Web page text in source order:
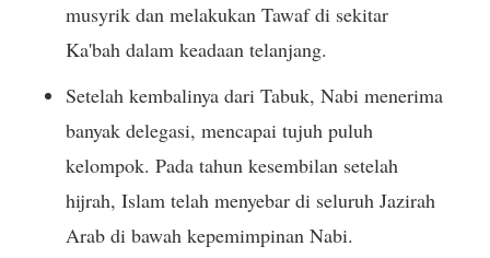
musyrik dan melakukan Tawaf di sekitar
Ka'bah dalam keadaan telanjang.
Setelah kembalinya dari Tabuk, Nabi menerima
banyak delegasi, mencapai tujuh puluh
kelompok. Pada tahun kesembilan setelah
hijrah, Islam telah menyebar di seluruh Jazirah
Arab di bawah kepemimpinan Nabi.